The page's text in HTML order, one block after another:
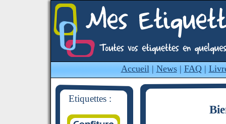
Accueil| News| FAQ|
Etiquettes :